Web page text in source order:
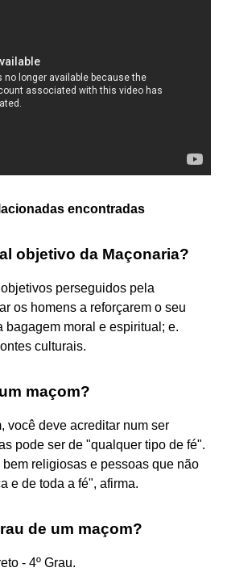
encontradas
objetivo da Maçonaria?
perseguidos pela
os homens a reforçarem o seu
bagagem moral e espiritual; e.
culturais.
maçom?
você deve acreditar num ser
pode ser de "qualquer tipo de fé".
religiosas e pessoas que não
e de toda a fé", afirma.
de um maçom?
- 4º Grau.